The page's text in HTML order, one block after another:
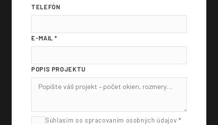
TELEFÓN
E-MAIL *
POPIS PROJEKTU
Súhlasím so spracovaním osobných údajov *